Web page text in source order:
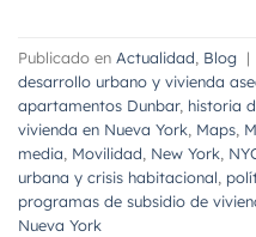
Publicado en Actualidad, Blog |
desarrollo urbano y vivienda
apartamentos Dunbar, historia
vivienda en Nueva York, Maps,
media, Movilidad, New York,
urbana y crisis habitacional,
programas de subsidio de
Nueva York